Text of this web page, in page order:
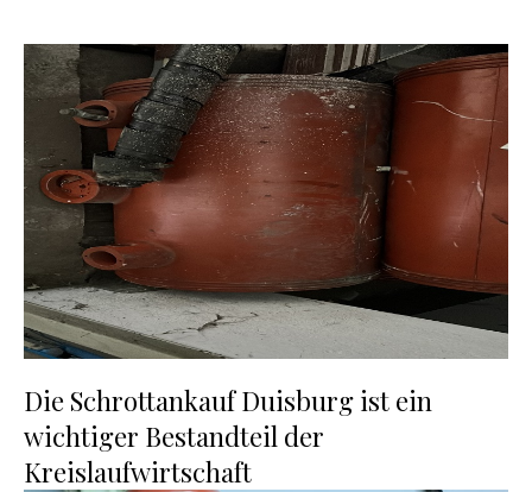
Die Schrottankauf Duisburg ist ein
wichtiger Bestandteil der
Kreislaufwirtschaft